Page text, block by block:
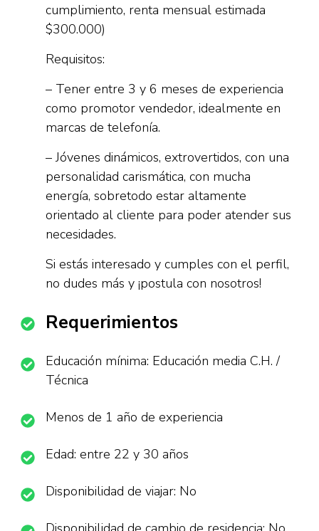
cumplimiento, renta mensual estimada
$300.000)
Requisitos:
– Tener entre 3 y 6 meses de experiencia
como promotor vendedor, idealmente en
marcas de telefonía.
– Jóvenes dinámicos, extrovertidos, con una
personalidad carismática, con mucha
energía, sobretodo estar altamente
orientado al cliente para poder atender sus
necesidades.
Si estás interesado y cumples con el perfil,
no dudes más y ¡postula con nosotros!
Requerimientos
Educación mínima: Educación media C.H. /
Técnica
Menos de 1 año de experiencia
Edad: entre 22 y 30 años
Disponibilidad de viajar: No